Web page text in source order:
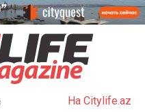
На Citylife.az